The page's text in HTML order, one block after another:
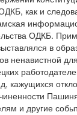
как и
ОДКБ.
в
ненавистной
кажущихся
и другие